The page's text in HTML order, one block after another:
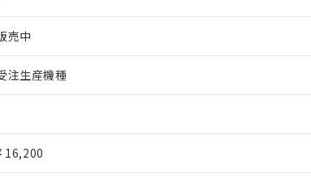
売中
注生産機種
16,200